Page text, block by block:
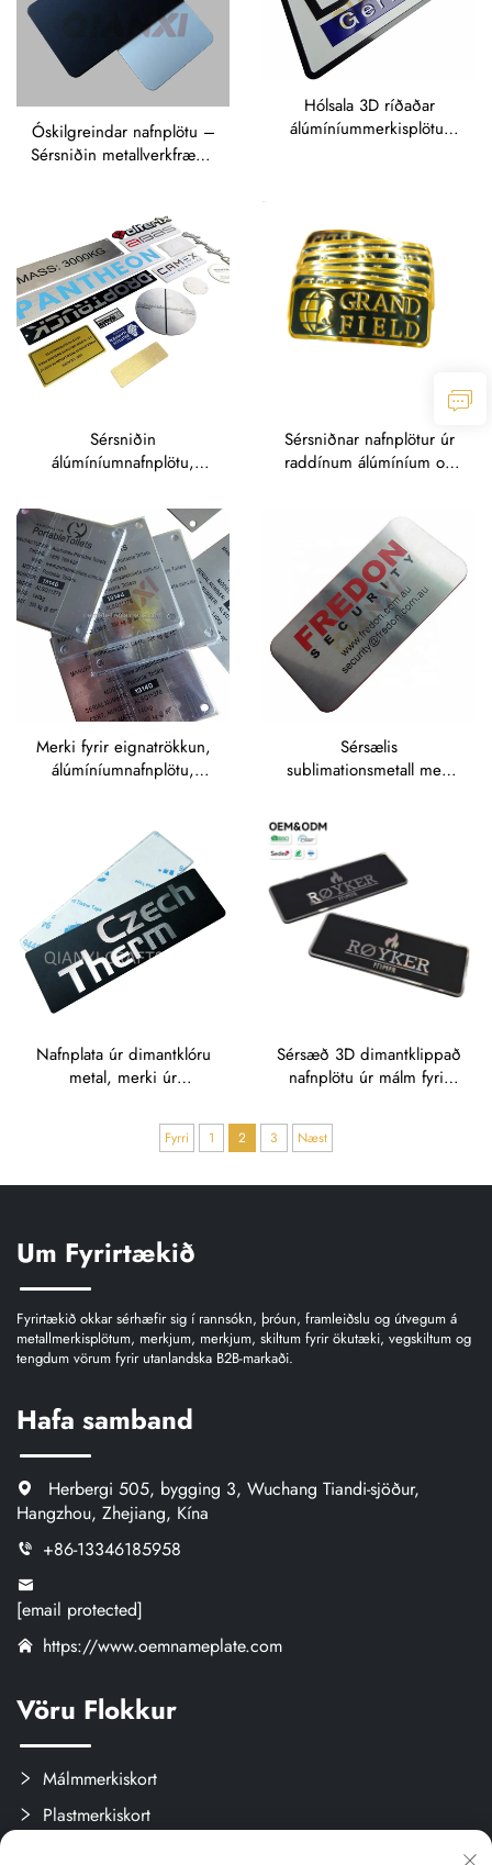
Óskilgreindar nafnplötu –
Sérsniðin metallverkfræði:
metallmagnétísk
nafnplötu,
hnappamerkisplötu,
merkisnálar og
merkismerki
Hólsala 3D ríðaðar
álúmíníummerkisplötu,
laserskriðingu,
metallnafnplötu
Sérsniðin
álúmíníumnafnplötu,
og álúmíníum, ríðaðar
nafnplötu,
metallmerkisplötu með
heimildum merkjum,
hærra útstöndandi
metallmerkjum
Sérsniðnar nafnplötur úr
raddínum álúmíníum og
merki úr málm
Merki fyrir eignatrökkun,
álúmíníumnafnplötu,
strikamerkjum, QR-kóða
og auðkennistölum
Sérsælis
sublimationsmetall með
nafnplata með svartri
málingu og sléttu
yfirborði
Nafnplata úr dimantklóru
metal, merki úr
skilt með heiti eða
Sérsæð 3D dimantklippað
nafnplötu úr málm fyrir
með 3D dimantklippun
Fyrri 1 2 3 Næst
Um Fyrirtækið
Fyrirtækið okkar sérhæfir sig í rannsókn, þróun, framleiðslu og útvegum á
metallmerkisplötum, merkjum, merkjum, skiltum fyrir ökutæki, vegskiltum og
tengdum vörum fyrir utanlandska B2B-markaði.
Hafa samband
Herbergi 505, bygging 3, Wuchang Tiandi-sjöður,
Hangzhou, Zhejiang, Kína
+86-13346185958
[email protected]
https://www.oemnameplate.com
Vöru Flokkur
Málmmerkiskort
Plastmerkiskort